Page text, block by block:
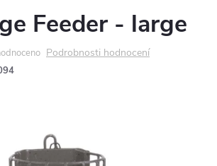
Feeder - large
Podrobnosti hodnocení